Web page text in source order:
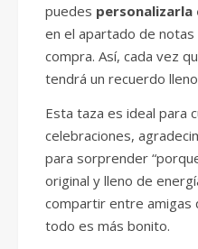
puedes personalizarla
en el apartado de
compra. Así, cada vez
tendrá un recuerdo
Esta taza es ideal para
celebraciones,
para sorprender
original y lleno de
compartir entre amigas
todo es más bonito.